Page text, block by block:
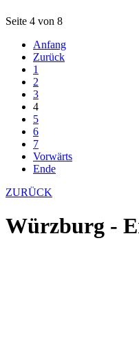
Seite 4 von 8
Anfang
Zurück
1
2
3
4
5
6
7
Vorwärts
Ende
ZURÜCK
Würzburg -